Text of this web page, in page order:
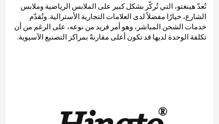
تُعدّ هينغتو، التي تُركّز بشكل كبير على الملابس الرياضية وملابس
الشارع، خيارًا مفضلاً لدى العلامات التجارية الأسترالية. وتُقدّم
خدمات الشحن المباشر، وهو أمر فريد من نوعه، على الرغم من أن
تكلفة الوحدة لديها قد تكون أعلى مقارنةً بمراكز التصنيع الآسيوية.